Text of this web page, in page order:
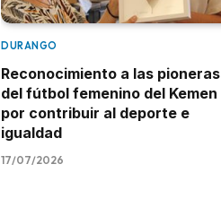
DURANGO
Reconocimiento a las pioneras
del fútbol femenino del Kemen
por contribuir al deporte e
igualdad
17/07/2026